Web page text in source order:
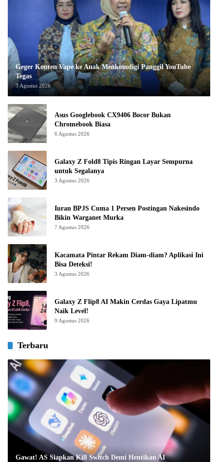
Geger Konten Vape ke Anak Menkomdigi Panggil YouTube
Tegas
3 Agustus 2026
Asus Googlebook CX9406 Bocor Bukan
Chromebook Biasa
6 Agustus 2026
Galaxy Z Fold8 Tipis Ringan Layar Sempurna
untuk Segalanya
3 Agustus 2026
Iuran BPJS Cuma 1 Persen Postingan Nakesindo
Bikin Warganet Murka
7 Agustus 2026
Kacamata Pintar Rekam Diam-diam? Aplikasi Ini
Bisa Deteksi!
3 Agustus 2026
Galaxy Z Flip8 AI Makin Cerdas Gaya Lipatmu
Naik Level!
9 Agustus 2026
Terbaru
Gawat! AS Siapkan Kill Switch Demi Hentikan AI